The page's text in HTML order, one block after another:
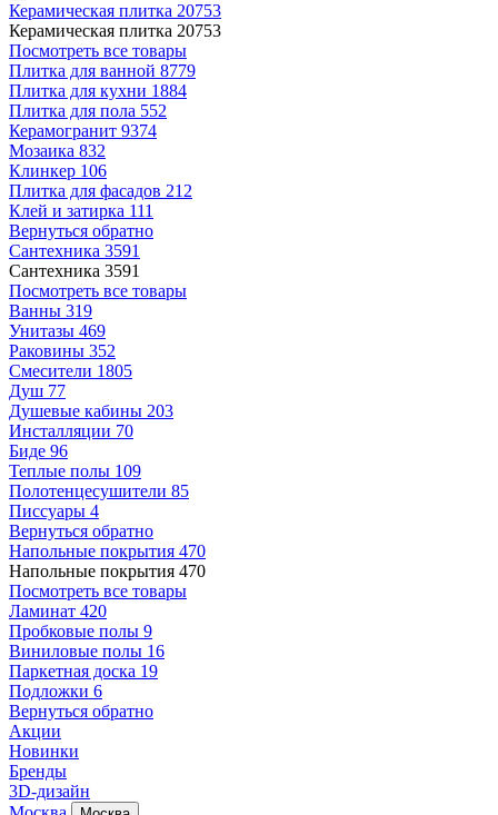
Керамическая плитка 20753
Керамическая плитка 20753
Посмотреть все товары
Плитка для ванной 8779
Плитка для кухни 1884
Плитка для пола 552
Керамогранит 9374
Мозаика 832
Клинкер 106
Плитка для фасадов 212
Клей и затирка 111
Вернуться обратно
Сантехника 3591
Сантехника 3591
Посмотреть все товары
Ванны 319
Унитазы 469
Раковины 352
Смесители 1805
Душ 77
Душевые кабины 203
Инсталляции 70
Биде 96
Теплые полы 109
Полотенцесушители 85
Писсуары 4
Вернуться обратно
Напольные покрытия 470
Напольные покрытия 470
Посмотреть все товары
Ламинат 420
Пробковые полы 9
Виниловые полы 16
Паркетная доска 19
Подложки 6
Вернуться обратно
Акции
Новинки
Бренды
3D-дизайн